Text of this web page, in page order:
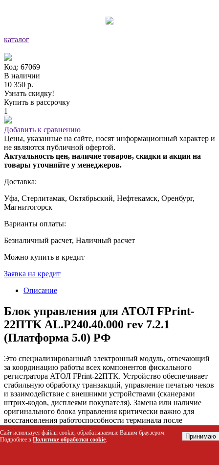
каталог
Код: 67069
В наличии
10 350 р.
Узнать скидку!
Купить в рассрочку
1
Добавить к сравнению
Цены, указанные на сайте, носят информационный характер и
не являются публичной офертой.
Актуальность цен, наличие товаров, скидки и акции на
товары уточняйте у менеджеров.
Доставка:
Уфа, Стерлитамак, Октябрьский, Нефтекамск, Оренбург,
Магнитогорск
Варианты оплаты:
Безналичный расчет, Наличный расчет
Можно купить в кредит
Заявка на кредит
Описание
Блок управления для АТОЛ FPrint-
22ПТK AL.P240.40.000 rev 7.2.1
(Платформа 5.0) РФ
Это специализированный электронный модуль, отвечающий
за координацию работы всех компонентов фискального
регистратора АТОЛ FPrint-22ПТK. Устройство обеспечивает
стабильную обработку транзакций, управление печатью чеков
и взаимодействие с внешними устройствами (сканерами
штрих-кодов, дисплеями покупателя). Замена или наличие
оригинального блока управления критически важно для
восстановления работоспособности терминала после
аппаратных сбоев или при модернизации прошивки.
Сайт использует файлы cookie, обрабатываемые Вашим браузером.
Подробнее в Политике обработки cookie. Принимаю